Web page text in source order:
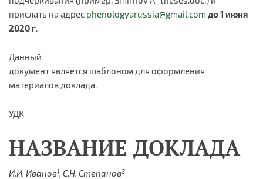
прислать на адрес phenologyarussia@gmail.com до 1 июня
2020 г.
Данный
документ является шаблоном для оформления
материалов доклада.
УДК
НАЗВАНИЕ ДОКЛАДА
И.И. Иванов1, С.Н. Степанов2